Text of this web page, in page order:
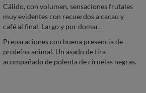
Cálido, con volumen, sensaciones frutales
muy evidentes con recuerdos a cacao y
café al final. Largo y por domar.
Preparaciones con buena presencia de
proteína animal. Un asado de tira
acompañado de polenta de ciruelas negras.